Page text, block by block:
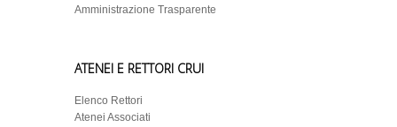
Amministrazione Trasparente
ATENEI E RETTORI CRUI
Elenco Rettori
Atenei Associati